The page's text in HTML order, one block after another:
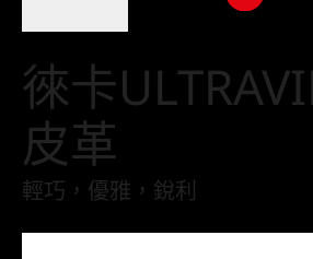
徠卡
皮革
輕巧，優雅，銳利